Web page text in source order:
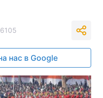
6105
нас в Google